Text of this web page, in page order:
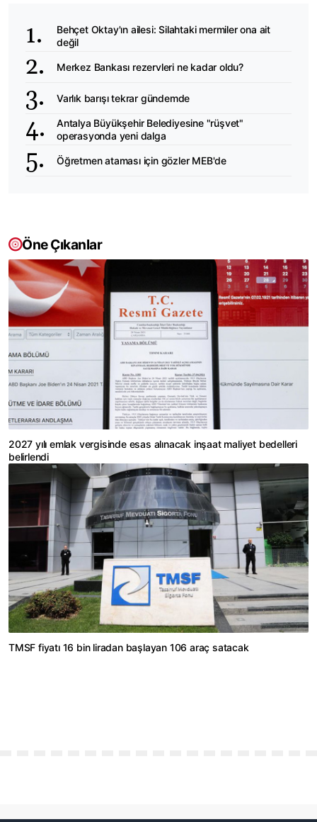
Behçet Oktay'ın ailesi: Silahtaki mermiler ona ait
değil
Merkez Bankası rezervleri ne kadar oldu?
Varlık barışı tekrar gündemde
Antalya Büyükşehir Belediyesine "rüşvet"
operasyonda yeni dalga
Öğretmen ataması için gözler MEB'de
Öne Çıkanlar
2027 yılı emlak vergisinde esas alınacak inşaat maliyet bedelleri
belirlendi
TMSF fiyatı 16 bin liradan başlayan 106 araç satacak